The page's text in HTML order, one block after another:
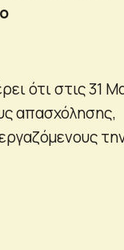
ότι στις 31
απασχόλησης,